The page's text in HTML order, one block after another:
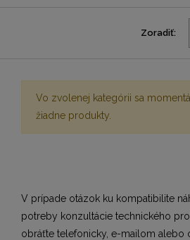
Zoradiť:
Vo zvolenej kategórii sa
žiadne produkty.
V prípade otázok ku kompatibilite
potreby konzultácie technického
obráťte telefonicky, e-mailom alebo